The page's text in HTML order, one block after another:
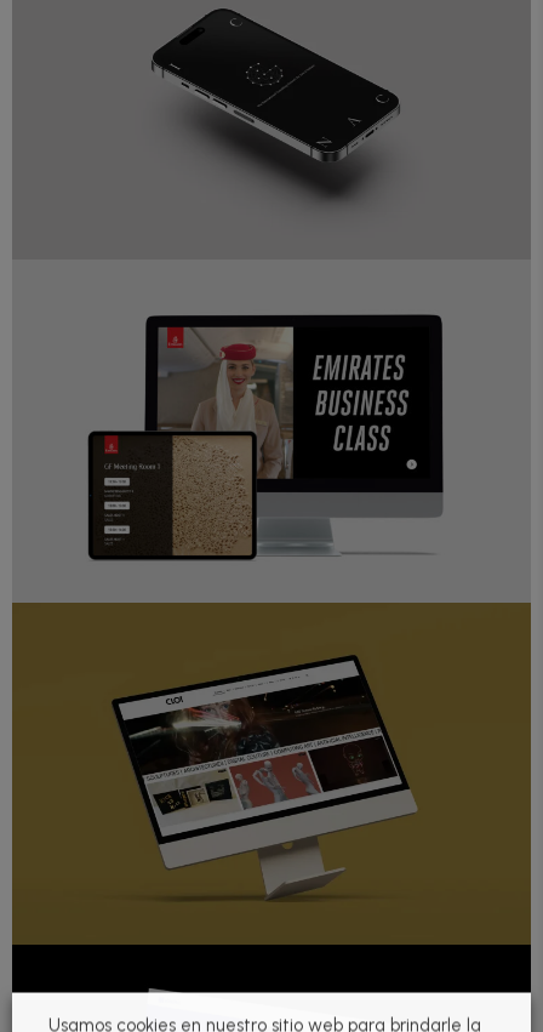
Usamos cookies en nuestro sitio web para brindarle la